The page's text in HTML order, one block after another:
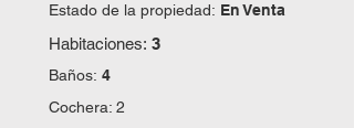
Estado de la propiedad: En Venta
Habitaciones: 3
Baños: 4
Cochera: 2